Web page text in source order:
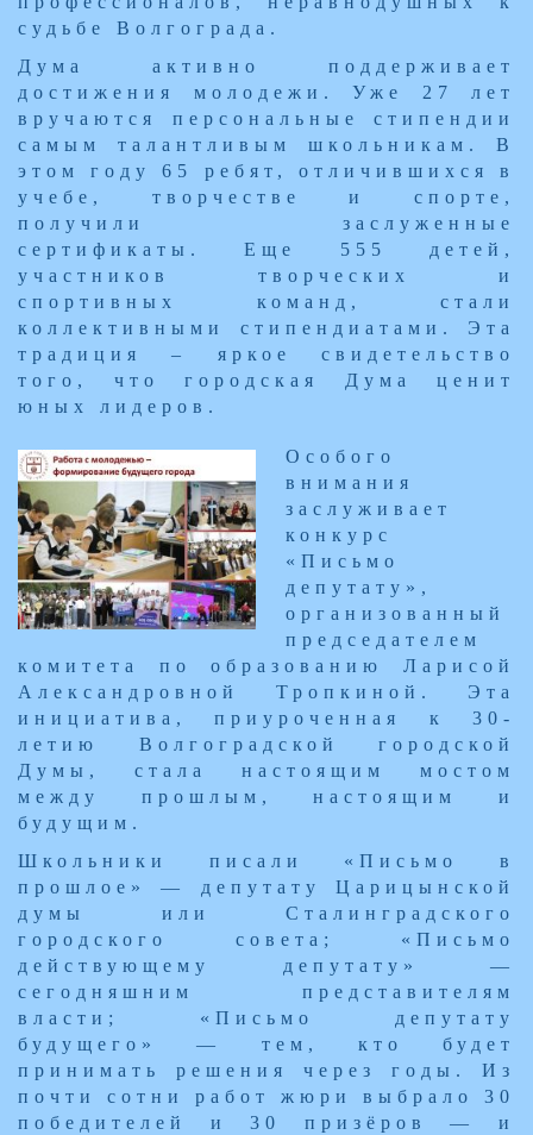
судьбе Волгограда.​
​Дума активно поддерживает
достижения молодежи. Уже 27 лет
вручаются персональные стипендии
самым талантливым школьникам. В
этом году 65 ребят, отличившихся в
учебе, творчестве и спорте,
получили заслуженные
сертификаты. Еще 555 детей,
участников творческ​их и
спортивных команд, стали
коллективными стипендиатами. Эта
традиция – яркое свидетельство
того, что городская Дума ценит
юных лидеров.​
Особого
внимания
заслуживает
конкурс
«Письмо
депутату»,
организованный
председателем
комитета по образованию Ларисой
Александровной Тропкиной. Эта
инициатива, приуроченная к 30-
летию Волгоградской городской
Думы, стала настоящим мостом
между прошлым, настоящим и
будущим.
Школьники писали «Письмо в
прошлое» — депутату Царицынской
думы или Сталинградского
городского совета; «Письмо
действующему депутату» —
сегодняшним представителям
власти; «Письмо депутату
будущего» — тем, кто будет
принимать решения через годы. Из
почти сотни работ жюри выбрало 30
победителей и 30 призёров — и